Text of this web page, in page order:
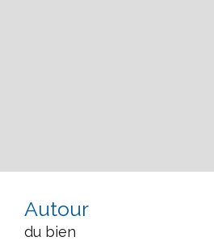
Autour
du bien